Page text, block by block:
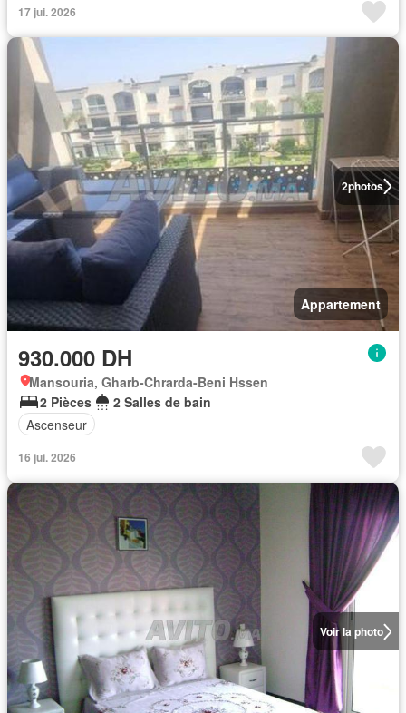
17 jui. 2026
2photos
Appartement
930.000 DH
Mansouria, Gharb-Chrarda-Beni Hssen
2 Pièces
2 Salles de bain
Ascenseur
16 jui. 2026
Voir la photo